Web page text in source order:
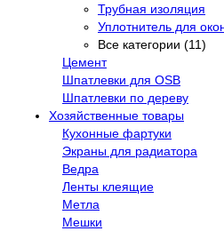
Трубная изоляция
Уплотнитель для
Все категории (11)
Цемент
Шпатлевки для OSB
Шпатлевки по дереву
Хозяйственные товары
Кухонные фартуки
Экраны для радиатора
Ведра
Ленты клеящие
Метла
Мешки